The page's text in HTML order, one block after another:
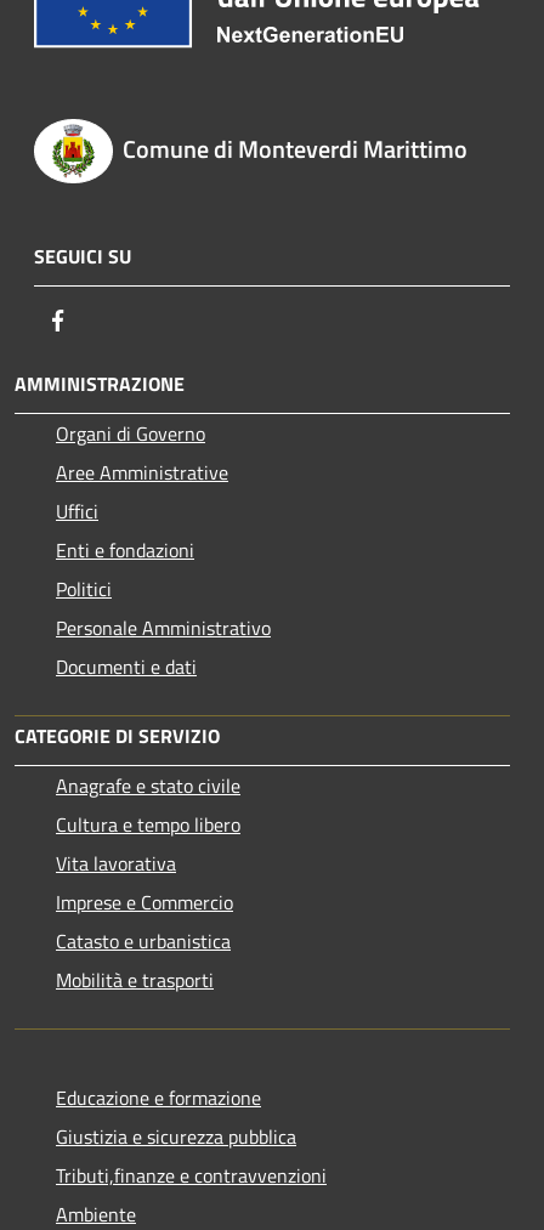
Comune di Monteverdi Marittimo
SEGUICI SU
AMMINISTRAZIONE
Organi di Governo
Aree Amministrative
Uffici
Enti e fondazioni
Politici
Personale Amministrativo
Documenti e dati
CATEGORIE DI SERVIZIO
Anagrafe e stato civile
Cultura e tempo libero
Vita lavorativa
Imprese e Commercio
Catasto e urbanistica
Mobilità e trasporti
Educazione e formazione
Giustizia e sicurezza pubblica
Tributi,finanze e contravvenzioni
Ambiente